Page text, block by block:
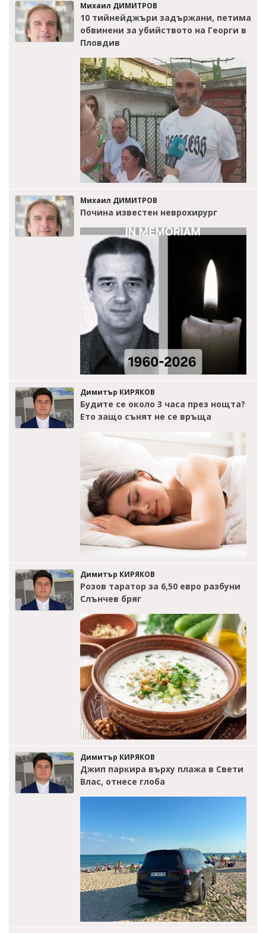
Михаил ДИМИТРОВ
10 тийнейджъри задържани, петима
обвинени за убийството на Георги в
Пловдив
Михаил ДИМИТРОВ
Почина известен неврохирург
Димитър КИРЯКОВ
Будите се около 3 часа през нощта?
Ето защо сънят не се връща
Димитър КИРЯКОВ
Розов таратор за 6,50 евро разбуни
Слънчев бряг
Димитър КИРЯКОВ
Джип паркира върху плажа в Свети
Влас, отнесе глоба